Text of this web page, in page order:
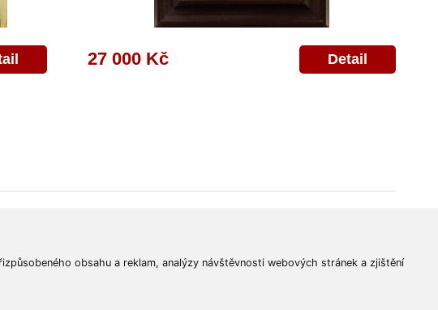
obsahu a reklam, analýzy návštěvnosti webových stránek a zjištění
27 000 Kč Detail